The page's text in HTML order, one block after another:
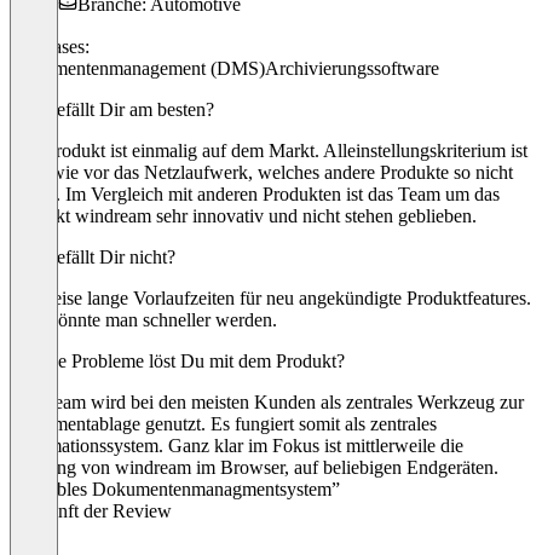
Branche: Automotive
Use cases:
Dokumentenmanagement (DMS)Archivierungssoftware
Was gefällt Dir am besten?
Das Produkt ist einmalig auf dem Markt. Alleinstellungskriterium ist
nach wie vor das Netzlaufwerk, welches andere Produkte so nicht
haben. Im Vergleich mit anderen Produkten ist das Team um das
Produkt windream sehr innovativ und nicht stehen geblieben.
Was gefällt Dir nicht?
Teilweise lange Vorlaufzeiten für neu angekündigte Produktfeatures.
Hier könnte man schneller werden.
Welche Probleme löst Du mit dem Produkt?
windream wird bei den meisten Kunden als zentrales Werkzeug zur
Dokumentablage genutzt. Es fungiert somit als zentrales
Informationssystem. Ganz klar im Fokus ist mittlerweile die
Nutzung von windream im Browser, auf beliebigen Endgeräten.
“Flexibles Dokumentenmanagmentsystem”
Herkunft der Review